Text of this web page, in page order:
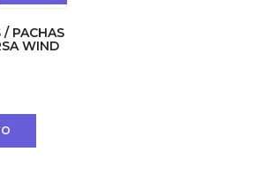
/ PACHAS
WIND